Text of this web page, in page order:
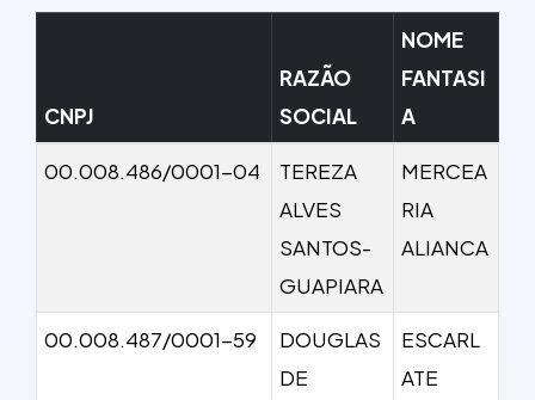
CNPJ
RAZÃO
SOCIAL
NOME
FANTASI
A
00.008.486/0001-04
TEREZA
ALVES
SANTOS-
GUAPIARA
MERCEA
RIA
ALIANCA
00.008.487/0001-59
DOUGLAS
DE
ESCARL
ATE